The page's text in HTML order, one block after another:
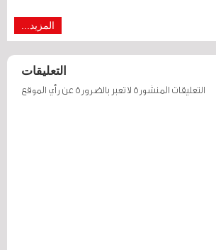
المزيد...
التعليقات
التعليقات المنشورة لا تعبر بالضرورة عن رأي الموقع